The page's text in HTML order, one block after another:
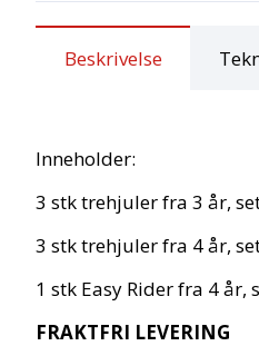
Beskrivelse
Inneholder:
3 stk trehjuler fra 3 år,
3 stk trehjuler fra 4 år,
1 stk Easy Rider fra 4 år,
FRAKTFRI LEVERING